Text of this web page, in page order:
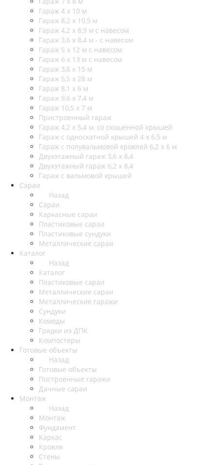
Гараж 4 х 10 м
Гараж 8,2 х 10,5 м
Гараж 4,2 х 8,9 м с навесом
Гараж 3,6 х 8,4 м - с навесом
Гараж 5 х 12 м с навесом
Гараж 6 х 13 м с навесом
Гараж 3,6 х 15 м
Гараж 5,5 х 28 м
Гараж 8,1 х 6 м
Гараж 9,6 х 7,4 м
Гараж 10,5 х 7 м
Пристроенный гараж
Гараж 4,2 х 5,4 м, со скошенной крышей
Гараж с односкатной крышей 4 х 6,5 м
Гараж с полувальмовой кровлей 6,2 х 6 м
Двухэтажный гараж 3,6 х 8,4
Двухэтажный гараж 6,2 х 8,4
Гараж с вальмовой крышей
Сараи
Назад
Сараи
Каркасные сараи
Пластиковые сараи
Пластиковые сундуки
Металлические сараи
Каталог
Назад
Каталог
Пластиковые сараи
Металлические сараи
Металлические гаражи
Сундуки
Комоды
Грядки из ДПК
Компостеры
Готовые объекты
Назад
Готовые объекты
Построенные гаражи
Дачные сараи
Монтаж
Назад
Монтаж
Фундамент
Каркас
Кровля
Стены